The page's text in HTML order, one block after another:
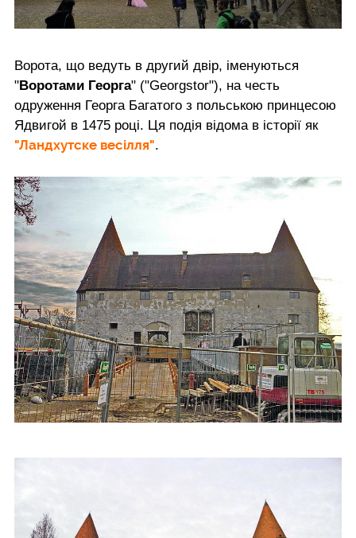
Ворота, що ведуть в другий двір, іменуються
"Воротами Георга" ("Georgstor"), на честь
одруження Георга Багатого з польською принцесою
Ядвигой в 1475 році. Ця подія відома в історії як
"Ландхутске весілля".